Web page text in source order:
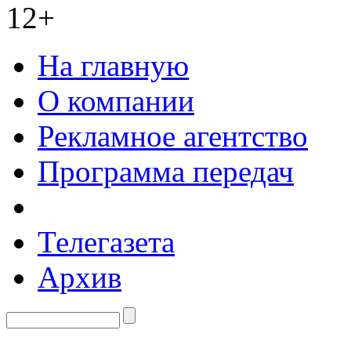
12+
На главную
О компании
Рекламное агентство
Программа передач
Телегазета
Архив